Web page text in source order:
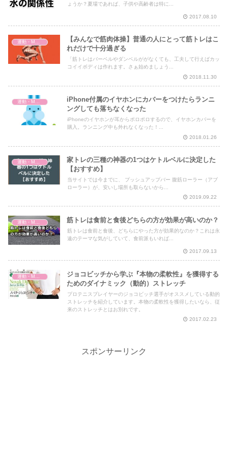
ょうか？夏場であれば、子供や高齢者は特に...
2017.08.10
【みんなで筋肉体操】普通の人にとって筋トレはこ
れだけで十分過ぎる
「筋トレはバーベルやダンベルががなくても、工夫して行えばカッ
コイイボディは作れます。さぁ始めましょう...
2018.11.30
運動・MMA・身体づくり
iPhone付属のイヤホンにカバーをつけたらランニ
ングしても落ちなくなった
iPhoneのイヤホンが耳からポロポロするので、イヤホンカバーを
購入。ランニング中も外れなくなった！...
2018.01.26
運動・MMA・身体づくり
家トレの三種の神器の1つはケトルベルに決定した
【おすすめ】
当サイトでは今までに、 プッシュアップバー 腹筋ローラー（アブ
ローラー）が、安いし場所も取らないから...
2019.09.22
運動・MMA・身体づくり 筋トレは食前と食後どちらの方が効果が高いのか？
筋トレは食前と食後、どちらにやった方が効果的なのか？これは永
遠のテーマな気がしていて、食前派もいれば...
2017.09.13
ジョコビッチから学ぶ『本物の柔軟性』を獲得する
ためのダイナミック（動的）ストレッチ
プロテニスプレイヤーのジョコビッチ選手がオススメしている動的
ストレッチを紹介しています。本物の柔軟性を獲得したいなら、従
来のストレッチとはお別れです。
2017.02.23
スポンサーリンク